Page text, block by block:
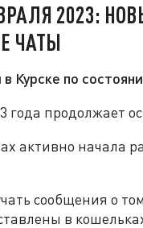
2023:
ЧАТЫ
Курске по
года продолжает
активно начала
сообщения о
в